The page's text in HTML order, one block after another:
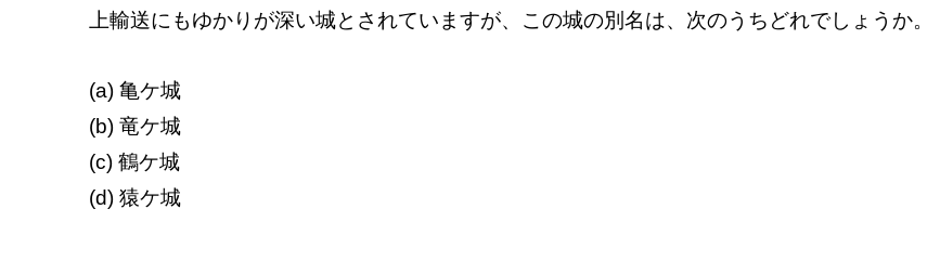
上輸送にもゆかりが深い城とされていますが、この城の別名は、次のうちどれでしょうか。
(a) 亀ケ城
(b) 竜ケ城
(c) 鶴ケ城
(d) 猿ケ城